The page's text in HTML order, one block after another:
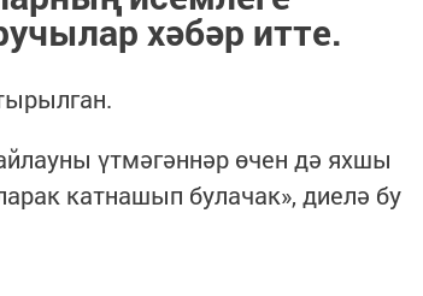
хәбәр итте.
үтмәгәннәр өчен дә яхшы
катнашып булачак», диелә бу